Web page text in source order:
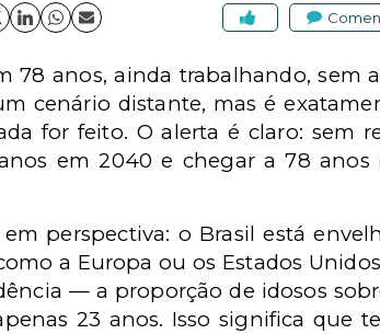
78 anos, ainda trabalhando, sem
cenário distante, mas é
for feito. O alerta é claro: sem
em 2040 e chegar a 78
em perspectiva: o Brasil está
a Europa ou os Estados
— a proporção de idosos
23 anos. Isso significa que